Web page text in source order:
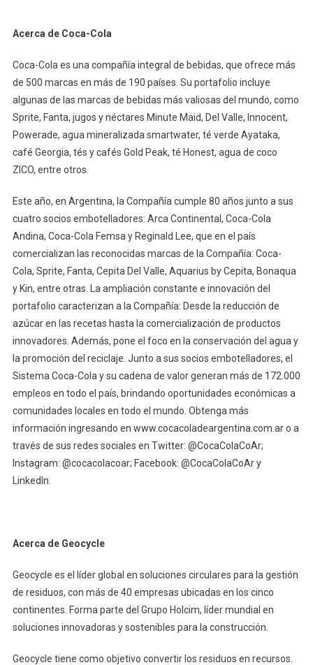
Acerca de Coca-Cola
Coca-Cola es una compañía integral de bebidas, que ofrece más
de 500 marcas en más de 190 países. Su portafolio incluye
algunas de las marcas de bebidas más valiosas del mundo, como
Sprite, Fanta, jugos y néctares Minute Maid, Del Valle, Innocent,
Powerade, agua mineralizada smartwater, té verde Ayataka,
café Georgia, tés y cafés Gold Peak, té Honest, agua de coco
ZICO, entre otros.
Este año, en Argentina, la Compañía cumple 80 años junto a sus
cuatro socios embotelladores: Arca Continental, Coca-Cola
Andina, Coca-Cola Femsa y Reginald Lee, que en el país
comercializan las reconocidas marcas de la Compañía: Coca-
Cola, Sprite, Fanta, Cepita Del Valle, Aquarius by Cepita, Bonaqua
y Kin, entre otras. La ampliación constante e innovación del
portafolio caracterizan a la Compañía: Desde la reducción de
azúcar en las recetas hasta la comercialización de productos
innovadores. Además, pone el foco en la conservación del agua y
la promoción del reciclaje. Junto a sus socios embotelladores, el
Sistema Coca-Cola y su cadena de valor generan más de 172.000
empleos en todo el país, brindando oportunidades económicas a
comunidades locales en todo el mundo. Obtenga más
información ingresando en www.cocacoladeargentina.com.ar o a
través de sus redes sociales en Twitter: @CocaColaCoAr;
Instagram: @cocacolacoar; Facebook: @CocaColaCoAr y
LinkedIn.
Acerca de Geocycle
Geocycle es el líder global en soluciones circulares para la gestión
de residuos, con más de 40 empresas ubicadas en los cinco
continentes. Forma parte del Grupo Holcim, líder mundial en
soluciones innovadoras y sostenibles para la construcción.
Geocycle tiene como objetivo convertir los residuos en recursos.